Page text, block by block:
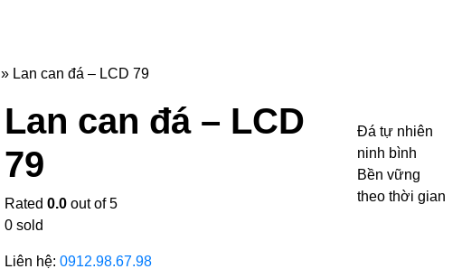
» Lan can đá – LCD 79
Lan can đá – LCD
79
Rated 0.0 out of 5
0 sold
Liên hệ: 0912.98.67.98
Đá tự nhiên
ninh bình
Bền vững
theo thời gian